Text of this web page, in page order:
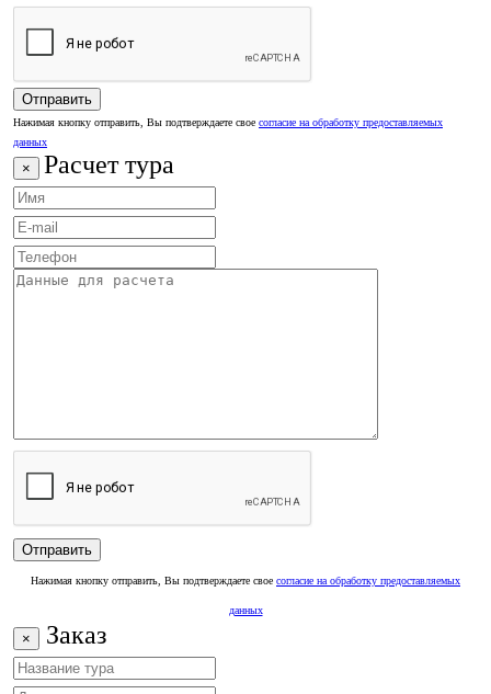
Нажимая кнопку отправить, Вы подтверждаете свое согласие на обработку предоставляемых
данных
× Расчет тура
Нажимая кнопку отправить, Вы подтверждаете свое согласие на обработку предоставляемых
данных
× Заказ